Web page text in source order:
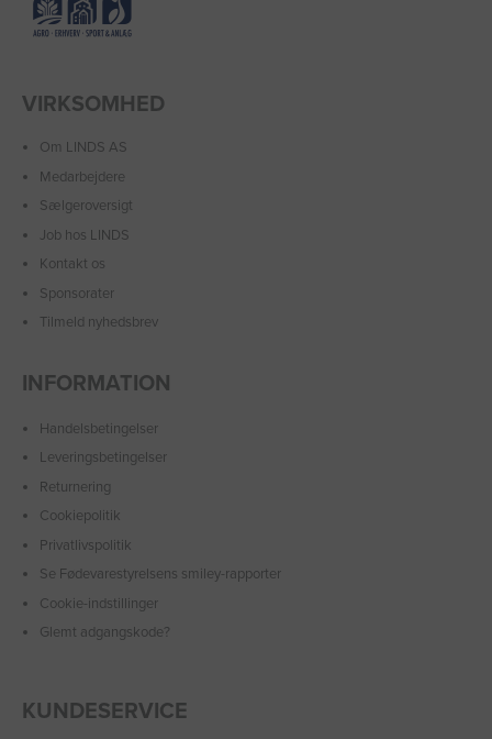
VIRKSOMHED
Om LINDS AS
Medarbejdere
Sælgeroversigt
Job hos LINDS
Kontakt os
Sponsorater
Tilmeld nyhedsbrev
INFORMATION
Handelsbetingelser
Leveringsbetingelser
Returnering
Cookiepolitik
Privatlivspolitik
Se Fødevarestyrelsens smiley-rapporter
Cookie-indstillinger
Glemt adgangskode?
KUNDESERVICE